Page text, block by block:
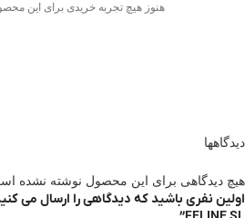
هنوز هیچ تجربه خریدی برای این
دیدگاهها
هیچ دیدگاهی برای این محصول نوشته نشده